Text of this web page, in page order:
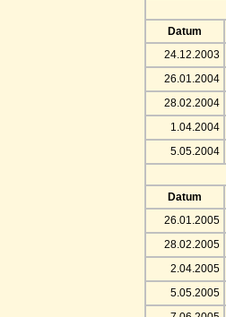
Datum
24.12.2003
26.01.2004
28.02.2004
1.04.2004
5.05.2004
Datum
26.01.2005
28.02.2005
2.04.2005
5.05.2005